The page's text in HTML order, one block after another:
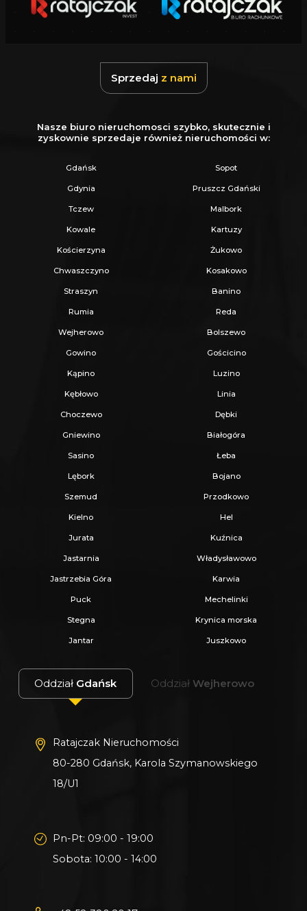
Sprzedaj z nami
Nasze biuro nieruchomosci szybko, skutecznie i
zyskownie sprzedaje również nieruchomości w:
Gdańsk Sopot
Gdynia Pruszcz Gdański
Tczew Malbork
Kowale Kartuzy
Kościerzyna Żukowo
Chwaszczyno Kosakowo
Straszyn Banino
Rumia Reda
Wejherowo Bolszewo
Gowino Gościcino
Kąpino Luzino
Kębłowo Linia
Choczewo Dębki
Gniewino Białogóra
Sasino Łeba
Lębork Bojano
Szemud Przodkowo
Kielno Hel
Jurata Kuźnica
Jastarnia Władysławowo
Jastrzebia Góra Karwia
Puck Mechelinki
Stegna Krynica morska
Jantar Juszkowo
Oddział Gdańsk Oddział Wejherowo
Ratajczak Nieruchomości
80-280 Gdańsk, Karola Szymanowskiego
18/U1
Pn-Pt: 09:00 - 19:00
Sobota: 10:00 - 14:00